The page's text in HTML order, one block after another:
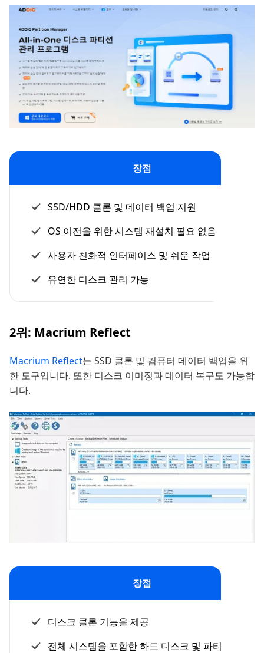
장점
SSD/HDD 클론 및 데이터 백업 지원
OS 이전을 위한 시스템 재설치 필요 없음
사용자 친화적 인터페이스 및 쉬운 작업
유연한 디스크 관리 가능
2위: Macrium Reflect
Macrium Reflect는 SSD 클론 및 컴퓨터 데이터 백업을 위
한 도구입니다. 또한 디스크 이미징과 데이터 복구도 가능합
니다.
장점
디스크 클론 기능을 제공
전체 시스템을 포함한 하드 디스크 및 파티션의 완